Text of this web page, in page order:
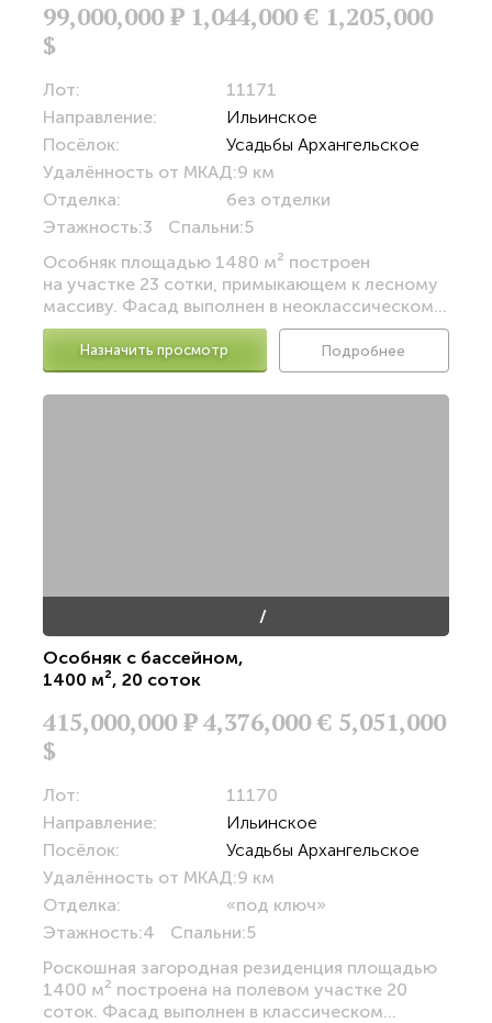
99,000,000Р 1,044,000 € 1,205,000
$
Лот:
11171
Направление:
Ильинское
Посёлок:
Усадьбы Архангельское
Удалённость от МКАД:9 км
Отделка:
без отделки
Этажность:3 Спальни:5
Особняк площадью 1480 м² построен
на участке 23 сотки, примыкающем к лесному
массиву. Фасад выполнен в неоклассическом...
Назначить просмотр Подробнее
/
Особняк с бассейном,
1400 м², 20 соток
415,000,000Р 4,376,000 € 5,051,000
$
Лот:
11170
Направление:
Ильинское
Посёлок:
Усадьбы Архангельское
Удалённость от МКАД:9 км
Отделка:
«под ключ»
Этажность:4 Спальни:5
Роскошная загородная резиденция площадью
1400 м² построена на полевом участке 20
соток. Фасад выполнен в классическом...